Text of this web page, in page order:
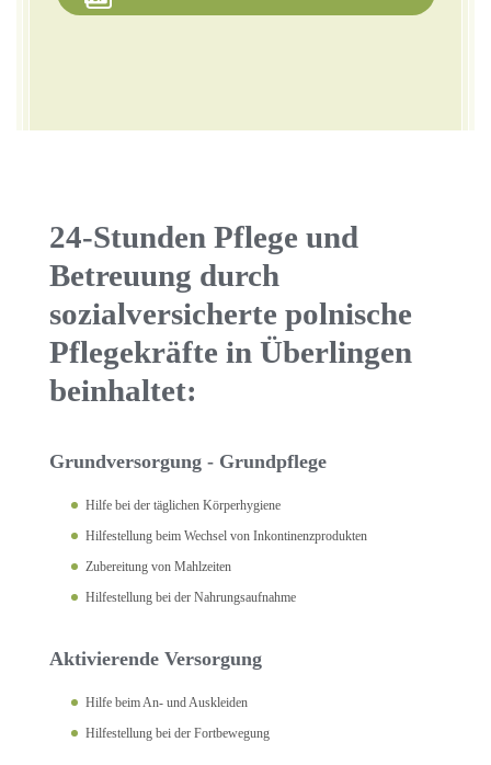
24-Stunden Pflege und
Betreuung durch
sozialversicherte polnische
Pflegekräfte in Überlingen
beinhaltet:
Grundversorgung - Grundpflege
Hilfe bei der täglichen Körperhygiene
Hilfestellung beim Wechsel von Inkontinenzprodukten
Zubereitung von Mahlzeiten
Hilfestellung bei der Nahrungsaufnahme
Aktivierende Versorgung
Hilfe beim An- und Auskleiden
Hilfestellung bei der Fortbewegung